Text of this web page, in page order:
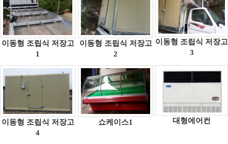
이동형 조립식 저장고
1
이동형 조립식 저장고
2
이동형 조립식 저장고
3
이동형 조립식 저장고
4
쇼케이스1 대형에어컨